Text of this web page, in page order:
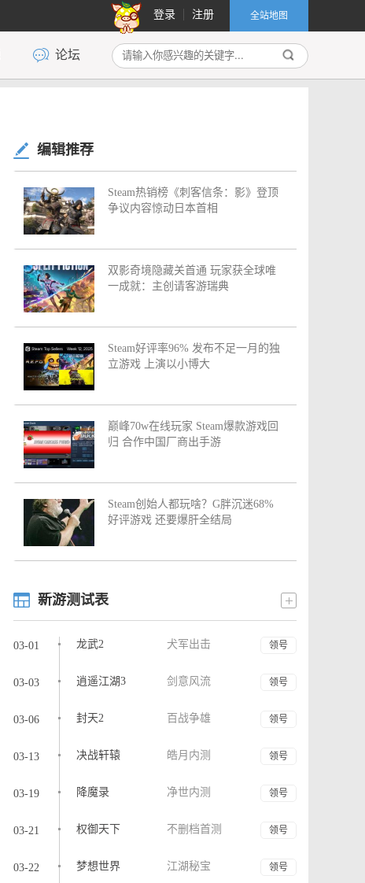
登录 注册 全站地图
论坛
编辑推荐
Steam热销榜《刺客信条：影》登顶
争议内容惊动日本首相
双影奇境隐藏关首通 玩家获全球唯
一成就：主创请客游瑞典
Steam好评率96% 发布不足一月的独
立游戏 上演以小博大
巅峰70w在线玩家 Steam爆款游戏回
归 合作中国厂商出手游
Steam创始人都玩啥？G胖沉迷68%
好评游戏 还要爆肝全结局
新游测试表
领号
03-01 龙武2 犬军出击
领号
03-03 逍遥江湖3 剑意风流
领号
03-06 封天2 百战争雄
领号
03-13 决战轩辕 皓月内测
领号
03-19 降魔录 净世内测
领号
03-21 权御天下 不删档首测
领号
03-22 梦想世界 江湖秘宝